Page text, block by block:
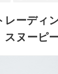
レーディ
スヌーピ